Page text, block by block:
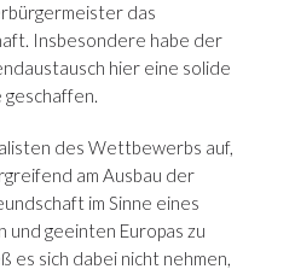
das
Insbesondere habe der
hier eine solide
geschaffen.
des Wettbewerbs auf,
am Ausbau der
im Sinne eines
geeinten Europas zu
es sich dabei nicht nehmen,